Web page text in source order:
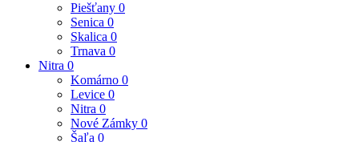
Piešťany 0
Senica 0
Skalica 0
Trnava 0
Nitra 0
Komárno 0
Levice 0
Nitra 0
Nové Zámky 0
Šaľa 0